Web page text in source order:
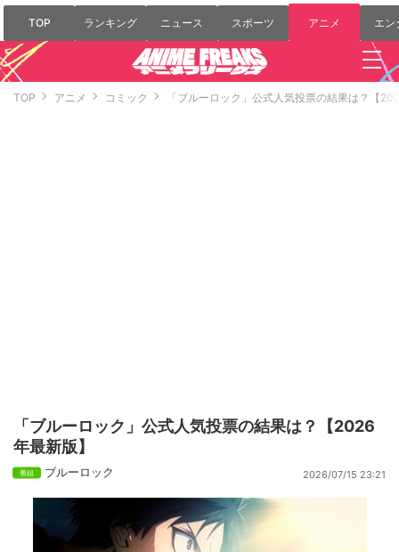
TOP ランキング ニュース スポーツ アニメ エン
TOP アニメ コミック 「ブルーロック」公式人気投票の結果は？【
「ブルーロック」公式人気投票の結果は？【2026
年最新版】
ブルーロック 2026/07/15 23:21